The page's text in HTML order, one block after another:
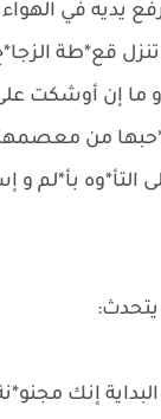
يديه في
تنزل قع*طة
و ما إن أوشكت
من معصمها
التأ*وه بأ*لم
يتحدث:
إنك